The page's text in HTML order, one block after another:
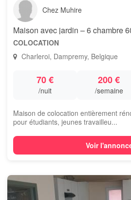
Chez Muhire
Maison avec jardin – 6 chambre
COLOCATION
Charleroi, Dampremy, Belgique
70 €
/nuit
200 €
/semaine
Maison de colocation entièrement
pour étudiants, jeunes travailleu...
Voir